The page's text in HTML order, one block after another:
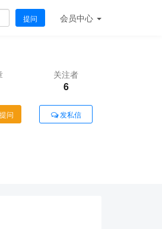
提问 会员中心
关注者
6
问 发私信